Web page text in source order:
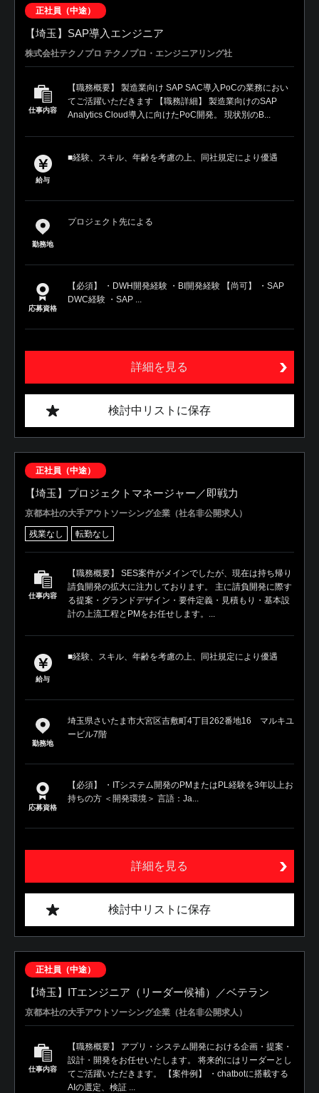
正社員（中途）
【埼玉】SAP導入エンジニア
株式会社テクノプロ テクノプロ・エンジニアリング社
仕事内容
【職務概要】 製造業向け SAP SAC導入PoCの業務におい
てご活躍いただきます 【職務詳細】 製造業向けのSAP
Analytics Cloud導入に向けたPoC開発。 現状別のB...
給与
■経験、スキル、年齢を考慮の上、同社規定により優遇
勤務地
プロジェクト先による
応募資格
【必須】 ・DWH開発経験 ・BI開発経験 【尚可】 ・SAP
DWC経験 ・SAP ...
詳細を見る
検討中リストに保存
正社員（中途）
【埼玉】プロジェクトマネージャー／即戦力
京都本社の大手アウトソーシング企業（社名非公開求人）
残業なし 転勤なし
仕事内容
【職務概要】 SES案件がメインでしたが、現在は持ち帰り
請負開発の拡大に注力しております。 主に請負開発に際す
る提案・グランドデザイン・要件定義・見積もり・基本設
計の上流工程とPMをお任せします。...
給与
■経験、スキル、年齢を考慮の上、同社規定により優遇
勤務地
埼玉県さいたま市大宮区吉敷町4丁目262番地16 マルキユ
ービル7階
応募資格
【必須】 ・ITシステム開発のPMまたはPL経験を3年以上お
持ちの方 ＜開発環境＞ 言語：Ja...
詳細を見る
検討中リストに保存
正社員（中途）
【埼玉】ITエンジニア（リーダー候補）／ベテラン
京都本社の大手アウトソーシング企業（社名非公開求人）
仕事内容
【職務概要】 アプリ・システム開発における企画・提案・
設計・開発をお任せいたします。 将来的にはリーダーとし
てご活躍いただきます。 【案件例】 ・chatbotに搭載する
AIの選定、検証 ...